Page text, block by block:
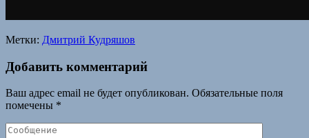
Метки: Дмитрий Кудряшов
Добавить комментарий
Ваш адрес email не будет опубликован. Обязательные поля
помечены *